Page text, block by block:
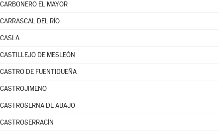
CARBONERO EL MAYOR
CARRASCAL DEL RÍO
CASLA
CASTILLEJO DE MESLEÓN
CASTRO DE FUENTIDUEÑA
CASTROJIMENO
CASTROSERNA DE ABAJO
CASTROSERRACÍN